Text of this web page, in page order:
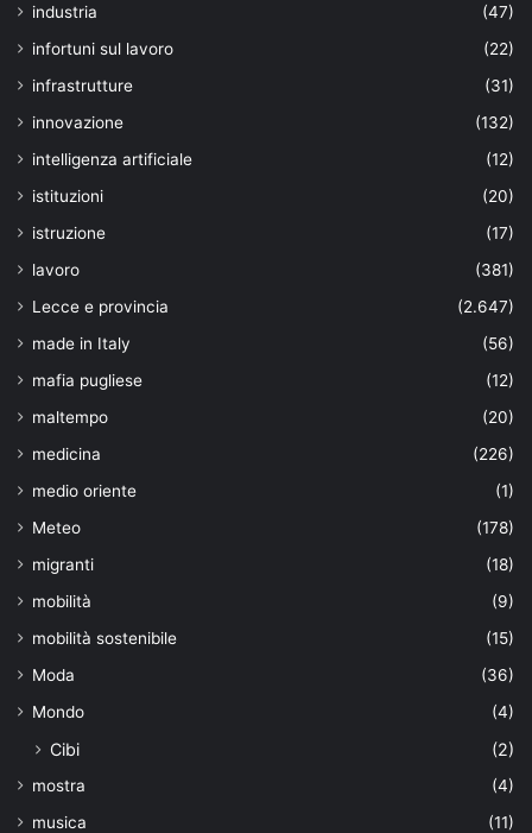
industria
(47)
infortuni sul lavoro
(22)
infrastrutture
(31)
innovazione
(132)
intelligenza artificiale
(12)
istituzioni
(20)
istruzione
(17)
lavoro
(381)
Lecce e provincia
(2.647)
made in Italy
(56)
mafia pugliese
(12)
maltempo
(20)
medicina
(226)
medio oriente
(1)
Meteo
(178)
migranti
(18)
mobilità
(9)
mobilità sostenibile
(15)
Moda
(36)
Mondo
(4)
Cibi (2)
mostra
(4)
musica
(11)